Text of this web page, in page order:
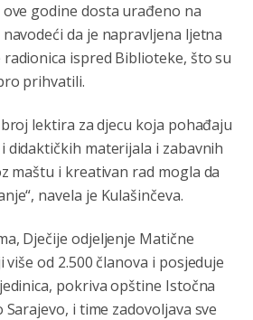
ove godine dosta urađeno na
da je napravljena ljetna
ispred Biblioteke, što su
prihvatili.
lektira za djecu koja pohađaju
didaktičkih materijala i zabavnih
maštu i kreativan rad mogla da
navela je Kulašinčeva.
Dječije odjeljenje Matične
od 2.500 članova i posjeduje
pokriva opštine Istočna
i time zadovoljava sve
popalama.negose kačiti sa
1:29
kao st je mir i Boziji blagosov!
SE SEBE...Arcibald Rajs
4:40